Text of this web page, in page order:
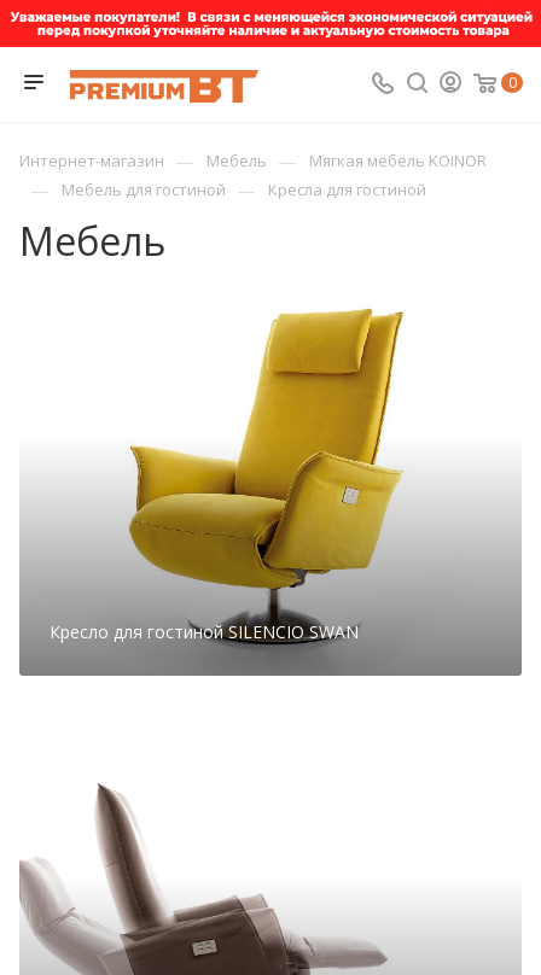
0
Интернет-магазин — Мебель — Мягкая мебель KOINOR
— Мебель для гостиной — Кресла для гостиной
Мебель
Кресло для гостиной SILENCIO SWAN